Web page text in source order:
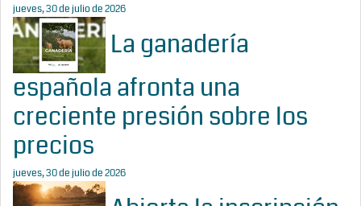
jueves, 30 de julio de 2026
La ganadería
española afronta una
creciente presión sobre los
precios
jueves, 30 de julio de 2026